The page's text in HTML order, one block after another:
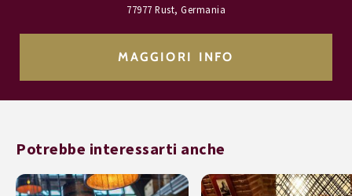
77977 Rust, Germania
MAGGIORI INFO
Potrebbe interessarti anche